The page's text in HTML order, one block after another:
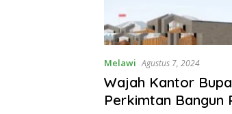
Melawi Agustus 7, 2024
Wajah Kantor
Perkimtan Bangun